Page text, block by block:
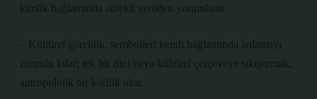
kimlik bağlamında sürekli yeniden yorumlanır.
– Kültürel görelilik, sembolleri kendi bağlamında anlamayı
zorunlu kılar; tek bir dini veya kültürel çerçeveye sıkıştırmak,
antropolojik bir körlük olur.